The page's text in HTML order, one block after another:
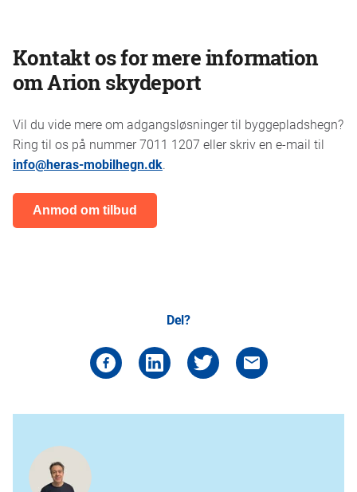
Kontakt os for mere information
om Arion skydeport
Vil du vide mere om adgangsløsninger til byggepladshegn?
Ring til os på nummer 7011 1207 eller skriv en e-mail til
info@heras-mobilhegn.dk.
Anmod om tilbud
Del?